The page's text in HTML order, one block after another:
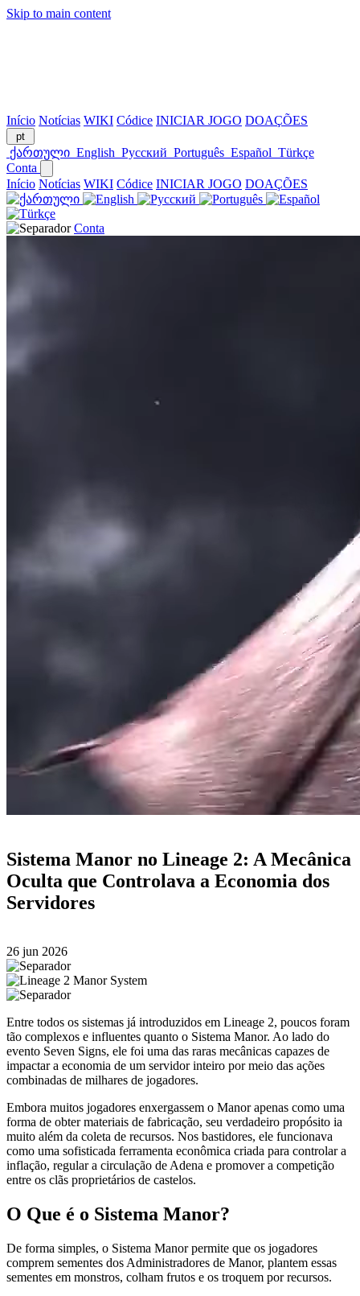
Skip to main content
Início Notícias WIKI Códice INICIAR JOGO DOAÇÕES
pt
ქართული English Русский Português Español Türkçe
Conta
Início Notícias WIKI Códice INICIAR JOGO DOAÇÕES
Conta
Sistema Manor no Lineage 2: A Mecânica
Oculta que Controlava a Economia dos
Servidores
26 jun 2026
Entre todos os sistemas já introduzidos em Lineage 2, poucos foram
tão complexos e influentes quanto o Sistema Manor. Ao lado do
evento Seven Signs, ele foi uma das raras mecânicas capazes de
impactar a economia de um servidor inteiro por meio das ações
combinadas de milhares de jogadores.
Embora muitos jogadores enxergassem o Manor apenas como uma
forma de obter materiais de fabricação, seu verdadeiro propósito ia
muito além da coleta de recursos. Nos bastidores, ele funcionava
como uma sofisticada ferramenta econômica criada para controlar a
inflação, regular a circulação de Adena e promover a competição
entre os clãs proprietários de castelos.
O Que é o Sistema Manor?
De forma simples, o Sistema Manor permite que os jogadores
comprem sementes dos Administradores de Manor, plantem essas
sementes em monstros, colham frutos e os troquem por recursos.